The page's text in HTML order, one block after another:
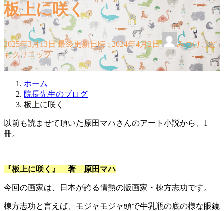
板上に咲く
2025年3月13日 最終更新日時 : 2024年4月2日
みつけこど
もクリニック
ホーム
院長先生のブログ
板上に咲く
以前も読ませて頂いた原田マハさんのアート小説から、1
冊。
『板上に咲く』 著 原田マハ
今回の画家は、日本が誇る情熱の版画家・棟方志功です。
棟方志功と言えば、モジャモジャ頭で牛乳瓶の底の様な眼鏡